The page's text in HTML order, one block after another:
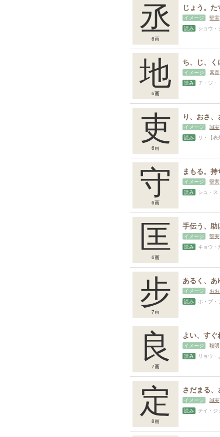
丞
6画
じょう。た
イメージ 堅実
読み
ショウ・
地
6画
イメージ 素直
読み
チ・ジ・
吏
6画
イメージ 誠実
読み
リ・【表
守
6画
イメージ
堅実
読み
シュ・ス
匡
6画
イメージ
堅実
読み
キョウ・
步
7画
イメージ お
読み
ホ・ブ・
良
7画
イメージ 聡明
読み
リョウ・よ（い）【表
定
8画
イメージ 誠実
読み
テイ・ジョウ・